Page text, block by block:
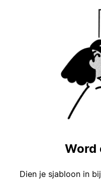
Word
Dien je sjabloon in